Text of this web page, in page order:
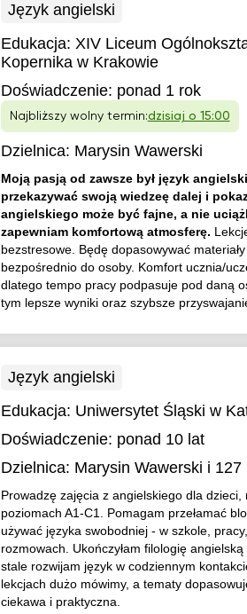
Język angielski
Edukacja: XIV Liceum
Kopernika w Krakowie
Doświadczenie: ponad 1 rok
Najbliższy wolny termin:dzisiaj o 15:00
Dzielnica: Marysin Wawerski
Moją pasją od zawsze był język
przekazywać swoją wiedzeę dalej i
angielskiego może być fajne, a nie
zapewniam komfortową atmosferę.
bezstresowe. Będę dopasowywać
bezpośrednio do osoby. Komfort ucznia/
dlatego tempo pracy podpasuje pod daną
tym lepsze wyniki oraz szybsze
Język angielski
Edukacja: Uniwersytet Śląski w
Doświadczenie: ponad 10 lat
Dzielnica: Marysin Wawerski i 127
Prowadzę zajęcia z angielskiego dla dzieci,
poziomach A1-C1. Pomagam przełamać
używać języka swobodniej - w szkole,
rozmowach. Ukończyłam filologię
stale rozwijam język w codziennym
lekcjach dużo mówimy, a tematy
ciekawa i praktyczna.